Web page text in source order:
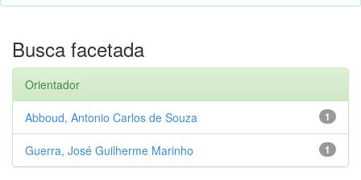
Busca facetada
Orientador
1
Abboud, Antonio Carlos de Souza
1
Guerra, José Guilherme Marinho